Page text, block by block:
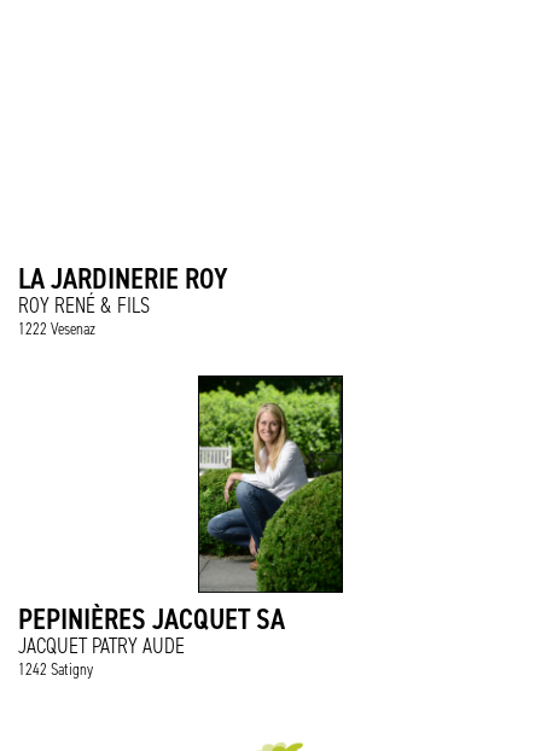
LA JARDINERIE ROY
ROY RENÉ & FILS
1222 Vesenaz
PEPINIÈRES JACQUET SA
JACQUET PATRY AUDE
1242 Satigny